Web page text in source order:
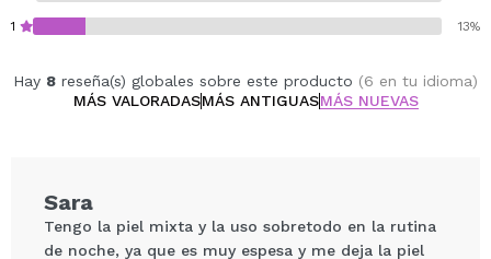
Calm Herbal Soufflé: ideal para las pieles con
la apariencia de sus poros. Esta crema puede
ayudar a calmar las irritaciones, limpiar, hidratar,
Smooth Cozy Soufflé
secas y deshidratadas que buscan hidratar,
1 13%
Hay 8 reseña(s) globales sobre este producto (6 en tu idioma)
MÁS VALORADASMÁS ANTIGUASMÁS NUEVAS
Sara
Tengo la piel mixta y la uso sobretodo en la rutina
de noche, ya que es muy espesa y me deja la piel